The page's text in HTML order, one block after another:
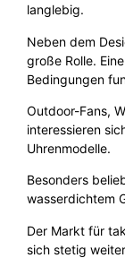
langlebig.
Neben dem
große Rolle.
Bedingungen
Outdoor-Fans,
interessieren
Uhrenmodelle.
Besonders
wasserdichtem
Der Markt für
sich stetig